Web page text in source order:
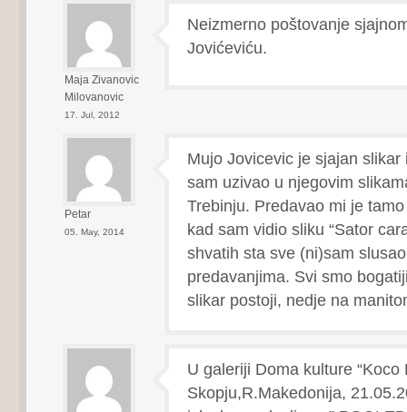
Maja Zivanovic
Milovanovic
17. Jul, 2012
Neizmerno poštovanje
Jovićeviću.
Petar
05. May, 2014
Mujo Jovicevic je sjajan slikar
sam uzivao u njegovim
Trebinju. Predavao mi je
kad sam vidio sliku “Sator
shvatih sta sve (ni)sam
predavanjima. Svi smo
slikar postoji, nedje na
U galeriji Doma kulture “Koco
Skopju,R.Makedonija,